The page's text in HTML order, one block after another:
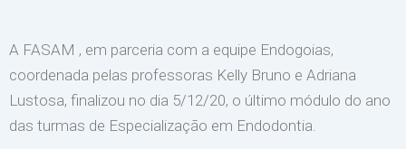
A FASAM , em parceria com a equipe Endogoias,
coordenada pelas professoras Kelly Bruno e Adriana
Lustosa, finalizou no dia 5/12/20, o último módulo do ano
das turmas de Especialização em Endodontia.